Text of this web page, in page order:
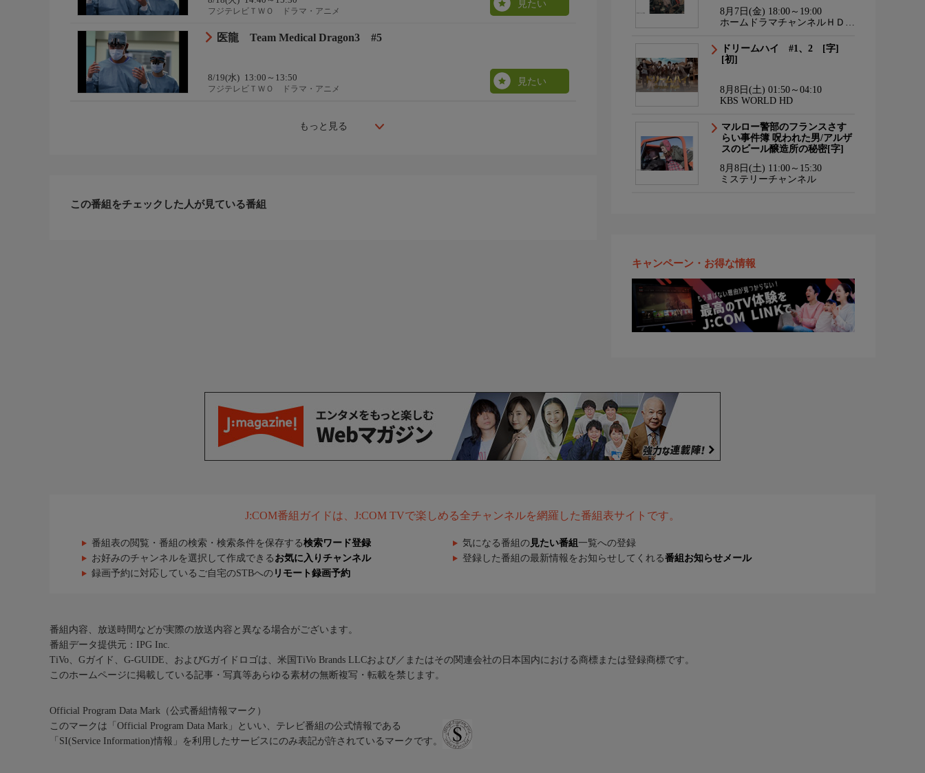
フジテレビＴＷＯ ドラマ・アニメ
見たい
医龍 Team Medical Dragon3 #5
8/19(水) 13:00～13:50
フジテレビＴＷＯ ドラマ・アニメ
見たい
もっと見る
この番組をチェックした人が見ている番組
8月7日(金) 18:00～19:00
ホームドラマチャンネルＨＤ
ドリームハイ #1、2 [字]
[初]
8月8日(土) 01:50～04:10
KBS WORLD HD
マルロー警部のフランスさす
らい事件簿 呪われた男/アルザ
スのビール醸造所の秘密[字]
8月8日(土) 11:00～15:30
ミステリーチャンネル
キャンペーン・お得な情報
J:COM番組ガイドは、J:COM TVで楽しめる全チャンネルを網羅した番組表サイトです。
番組表の閲覧・番組の検索・検索条件を保存する検索ワード登録 気になる番組の 見たい番組 一覧への登録
お好みのチャンネルを選択して作成できる お気に入りチャンネル 登録した番組の最新情報をお知らせしてくれる番組お知らせメール
録画予約に対応しているご自宅のSTBへの リモート録画予約
番組内容、放送時間などが実際の放送内容と異なる場合がございます。
番組データ提供元：IPG Inc.
TiVo、Gガイド、G-GUIDE、およびGガイドロゴは、米国TiVo Brands LLCおよび／またはその関連会社の日本国内における商標または登録商標です。
このホームページに掲載している記事・写真等あらゆる素材の無断複写・転載を禁じます。
Official Program Data Mark（公式番組情報マーク）
このマークは「Official Program Data Mark」といい、テレビ番組の公式情報である
「SI(Service Information)情報」を利用したサービスにのみ表記が許されているマークです。